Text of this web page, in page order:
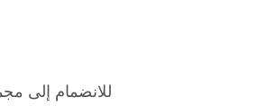
للانضمام إلى